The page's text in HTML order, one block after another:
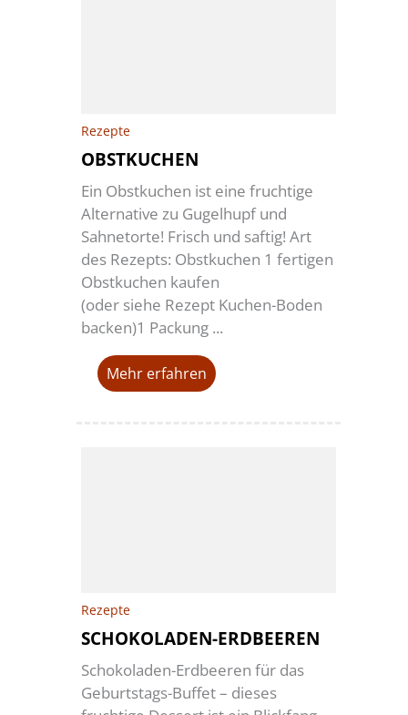
Rezepte
OBSTKUCHEN
Ein Obstkuchen ist eine fruchtige
Alternative zu Gugelhupf und
Sahnetorte! Frisch und saftig! Art
des Rezepts: Obstkuchen 1 fertigen
Obstkuchen kaufen
(oder siehe Rezept Kuchen-Boden
backen)1 Packung ...
Mehr erfahren
Rezepte
SCHOKOLADEN-ERDBEEREN
Schokoladen-Erdbeeren für das
Geburtstags-Buffet – dieses